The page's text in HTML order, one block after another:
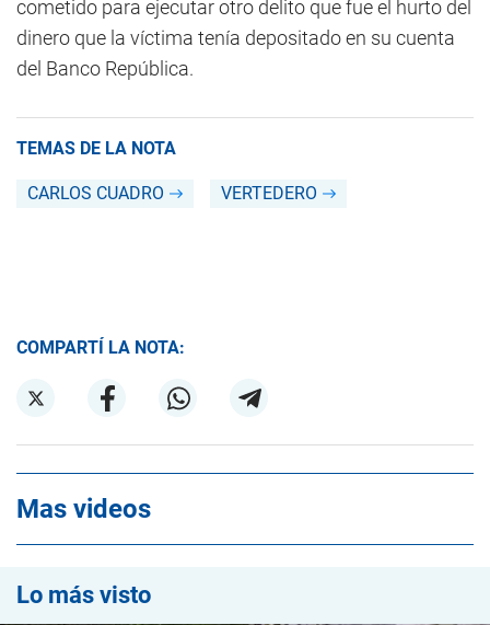
cometido para ejecutar otro delito que fue el hurto del
dinero que la víctima tenía depositado en su cuenta
del Banco República.
TEMAS DE LA NOTA
CARLOS CUADRO VERTEDERO
COMPARTÍ LA NOTA:
Mas videos
Lo más visto